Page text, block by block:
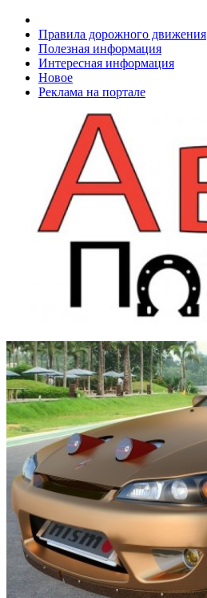
Правила дорожного движения
Полезная информация
Интересная информация
Новое
Реклама на портале